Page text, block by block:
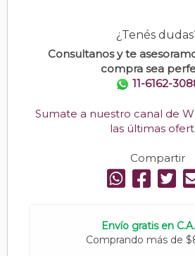
¿Tenés
Consultanos y te
compra sea
11-6162-
Sumate a nuestro canal de
las últimas
Compartir
Envío gratis en
Comprando más de